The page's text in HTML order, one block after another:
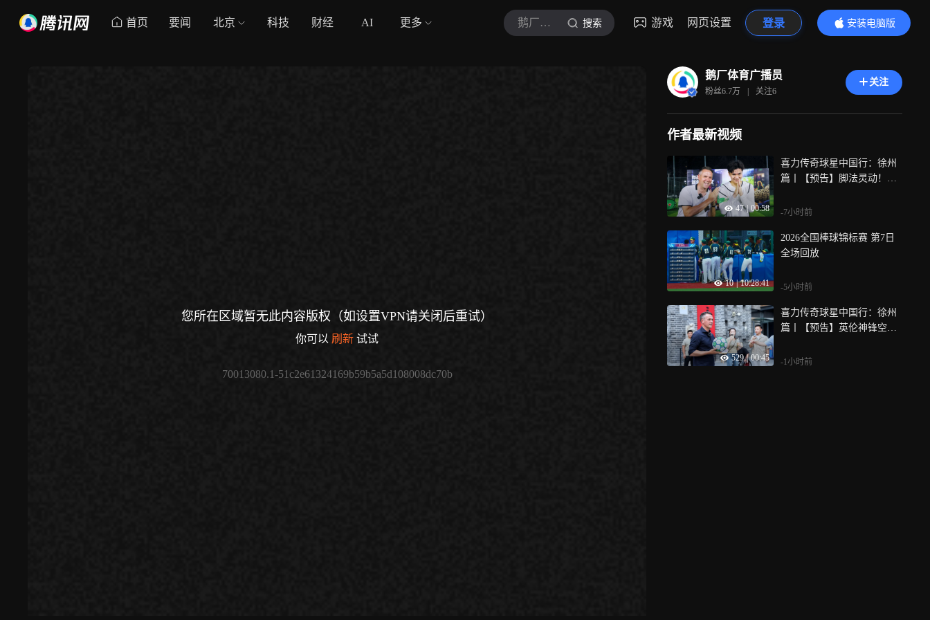
首页 要闻 北京 科技 财经 AI 更多 鹅厂体育广播员 搜索 游戏 网页设置 登录
安装电脑版
内容更精彩
您所在区域暂无此内容版权（如设置VPN请关闭后重试）
你可以 刷新 试试
70013080.1-51c2e61324169b59b5a5d108008dc70b
鹅厂体育广播员
粉丝6.7万 | 关注6
关注
作者最新视频
47 | 00:58
喜力传奇球星中国行：徐州
篇丨【预告】脚法灵动！追
式尽显昔日球场风范
-7小时前
10 | 10:28:41
2026全国棒球锦标赛 第7日
全场回放
-5小时前
529 | 00:45
喜力传奇球星中国行：徐州
篇丨【预告】英伦神锋空降
玩转足球游戏
-1小时前